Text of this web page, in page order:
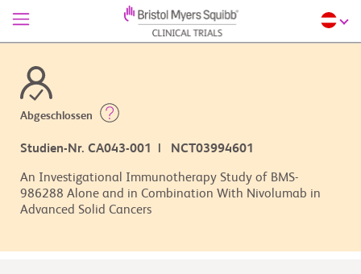
Abgeschlossen
Studien-Nr. CA043-001 | NCT03994601
An Investigational Immunotherapy Study of BMS-
986288 Alone and in Combination With Nivolumab in
Advanced Solid Cancers